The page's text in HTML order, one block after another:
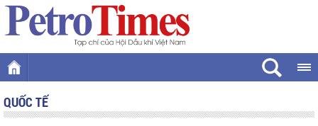
QUỐC TẾ